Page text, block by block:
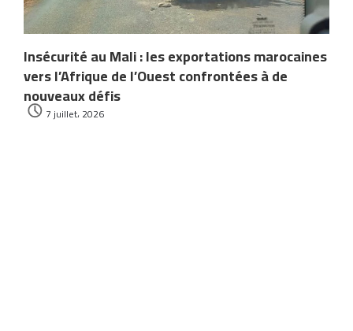
Insécurité au Mali : les exportations marocaines
vers l’Afrique de l’Ouest confrontées à de
nouveaux défis
7 juillet، 2026